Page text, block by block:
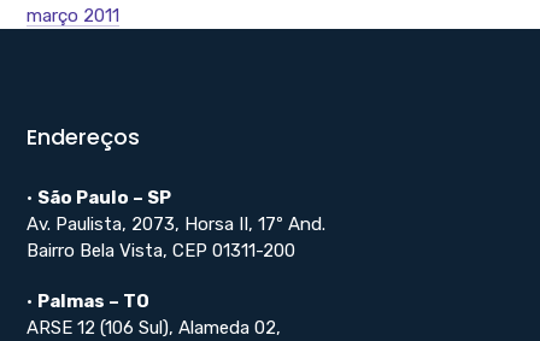
março 2011
Endereços
• São Paulo – SP
Av. Paulista, 2073, Horsa II, 17º And.
Bairro Bela Vista, CEP 01311-200
• Palmas – TO
ARSE 12 (106 Sul), Alameda 02,